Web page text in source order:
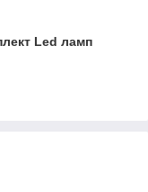
Led ламп